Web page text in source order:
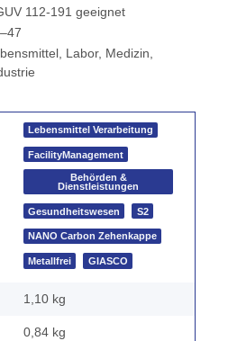
112-191 geeignet
Labor, Medizin,
Lebensmittel Verarbeitung
FacilityManagement
Behörden &
Dienstleistungen
Gesundheitswesen S2
NANO Carbon Zehenkappe
Metallfrei GIASCO
1,10 kg
0,84 kg